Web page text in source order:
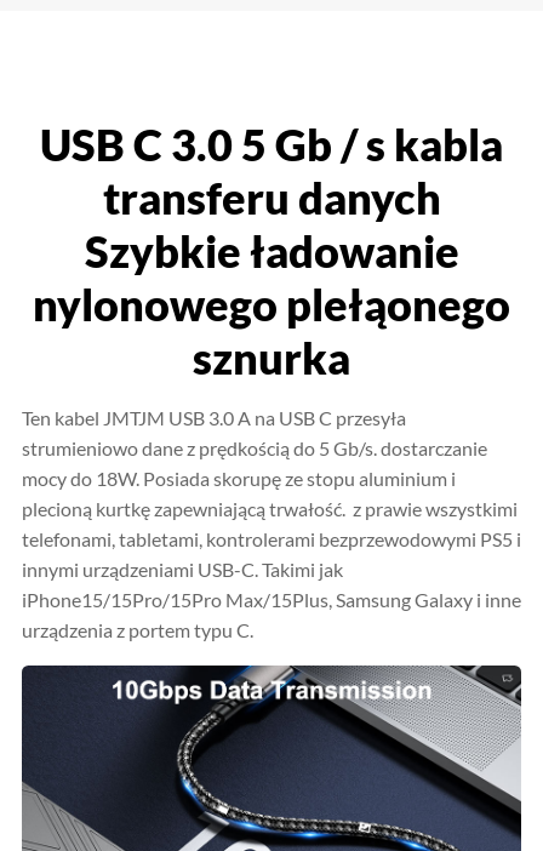
USB C 3.0 5 Gb / s kabla
transferu danych
Szybkie ładowanie
nylonowego plełąonego
sznurka
Ten kabel JMTJM USB 3.0 A na USB C przesyła
strumieniowo dane z prędkością do 5 Gb/s. dostarczanie
mocy do 18W. Posiada skorupę ze stopu aluminium i
plecioną kurtkę zapewniającą trwałość. z prawie wszystkimi
telefonami, tabletami, kontrolerami bezprzewodowymi PS5 i
innymi urządzeniami USB-C. Takimi jak
iPhone15/15Pro/15Pro Max/15Plus, Samsung Galaxy i inne
urządzenia z portem typu C.